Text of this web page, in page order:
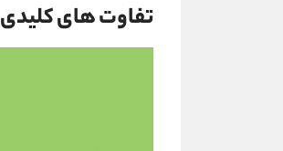
تفاوت های کلیدی